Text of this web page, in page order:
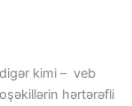
kimi – veb
hərtərəfli